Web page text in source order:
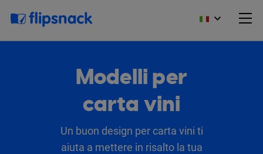
Modelli per
carta vini
Un buon design per carta vini ti
aiuta a mettere in risalto la tua